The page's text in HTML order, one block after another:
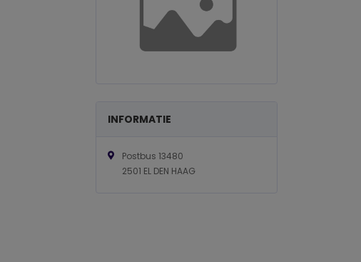
INFORMATIE
Postbus 13480
2501 EL DEN HAAG